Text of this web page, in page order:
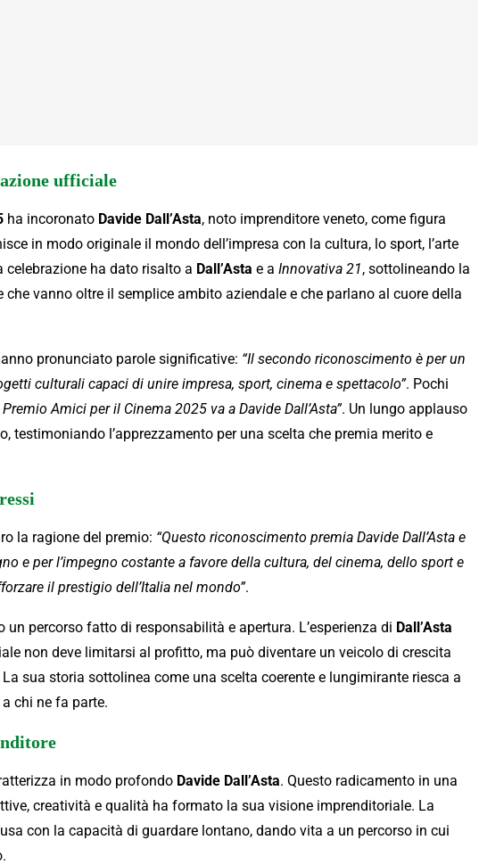
ufficiale
ha incoronato Davide Dall’Asta, noto imprenditore veneto, come figura
in modo originale il mondo dell’impresa con la cultura, lo sport, l’arte
ha dato risalto a Dall’Asta e a Innovativa 21, sottolineando la
vanno oltre il semplice ambito aziendale e che parlano al cuore della
pronunciato parole significative: “Il secondo riconoscimento è per un
culturali capaci di unire impresa, sport, cinema e spettacolo”. Pochi
Premio Amici per il Cinema 2025 va a Davide Dall’Asta”. Un lungo applauso
testimoniando l’apprezzamento per una scelta che premia merito e
la ragione del premio: “Questo riconoscimento premia Davide Dall’Asta e
e per l’impegno costante a favore della cultura, del cinema, dello sport e
il prestigio dell’Italia nel mondo”.
percorso fatto di responsabilità e apertura. L’esperienza di Dall’Asta
non deve limitarsi al profitto, ma può diventare un veicolo di crescita
sua storia sottolinea come una scelta coerente e lungimirante riesca a
chi ne fa parte.
in modo profondo Davide Dall’Asta. Questo radicamento in una
creatività e qualità ha formato la sua visione imprenditoriale. La
con la capacità di guardare lontano, dando vita a un percorso in cui